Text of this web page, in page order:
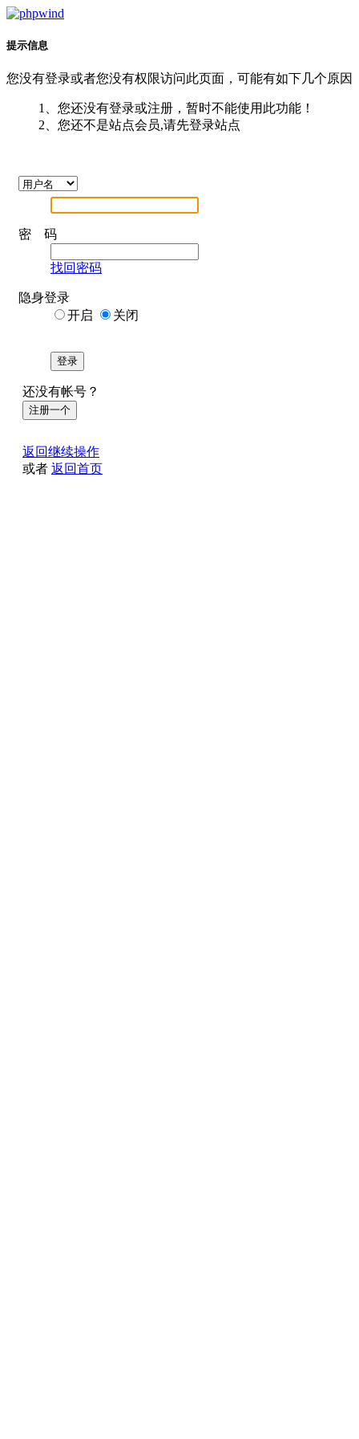
提示信息
您没有登录或者您没有权限访问此页面，可能有如下几个原因
1、您还没有登录或注册，暂时不能使用此功能！
2、您还不是站点会员,请先登录站点
密 码
找回密码
隐身登录
开启
关闭
登录
还没有帐号？
注册一个
返回继续操作
或者 返回首页